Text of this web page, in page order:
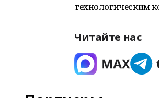
технологическим
Читайте нас